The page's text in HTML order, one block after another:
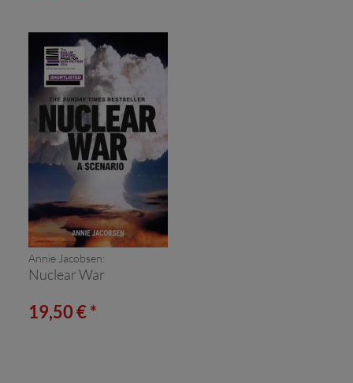
Annie Jacobsen:
Nuclear War
19,50 € *